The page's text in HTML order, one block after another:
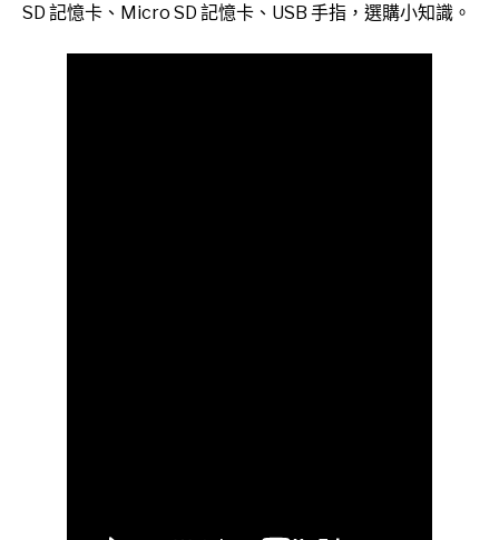
SD 記憶卡、Micro SD 記憶卡、USB 手指，選購小知識。